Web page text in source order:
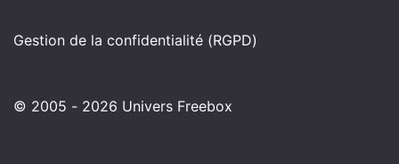
Gestion de la confidentialité (RGPD)
© 2005 - 2026 Univers Freebox